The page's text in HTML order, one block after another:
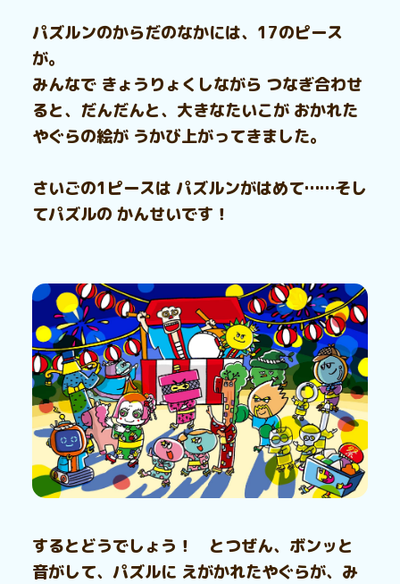
パズルンのからだのなかには、17のピース
が。
みんなで きょうりょくしながら つなぎ合わせ
ると、だんだんと、大きなたいこが おかれた
やぐらの絵が うかび上がってきました。
さいごの1ピースは パズルンがはめて……そし
てパズルの かんせいです！
するとどうでしょう！ とつぜん、ボンッと
音がして、パズルに えがかれたやぐらが、み